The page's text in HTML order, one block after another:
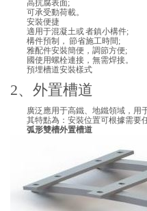
高抗腐表面;
可承受動荷載。
安裝便捷
適用于混凝土或 者鎮小構件;
構件預制， 節省施工時間;
雅配件安裝簡便，調節方便;
國使用螺栓連接，無需焊接。
預埋槽道安裝樣式
2、外置槽道
廣泛應用于高鐵、地鐵領域，用
其特點為：安裝位置可根據需要任
弧形雙槽外置槽道